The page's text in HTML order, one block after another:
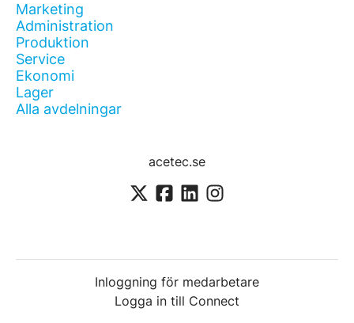
Marketing
Administration
Produktion
Service
Ekonomi
Lager
Alla avdelningar
acetec.se
Inloggning för medarbetare
Logga in till Connect